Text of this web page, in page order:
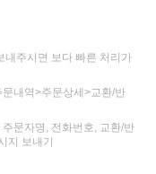
내주시면 보다 빠른 처리가
내역>주문상세>교환/반
문자명, 전화번호, 교환/반
지 보내기